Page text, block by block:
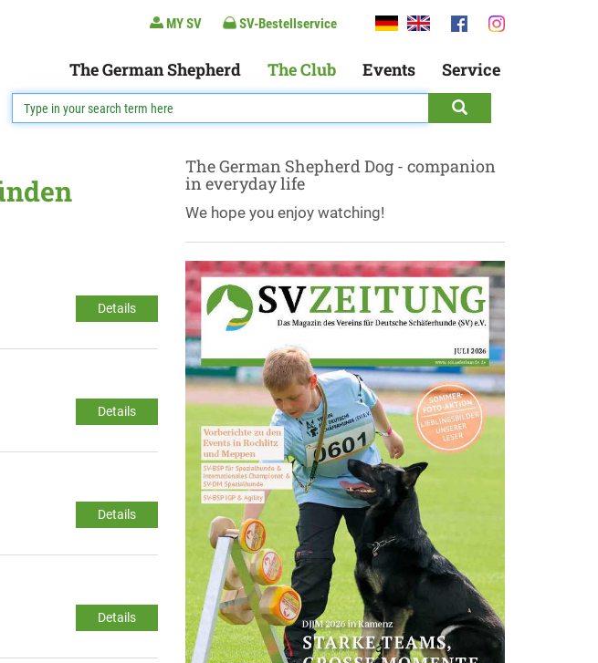
MY SV SV-Bestellservice
The German Shepherd The Club Events Service
Details
Details
Details
Details
The German Shepherd Dog - companion
in everyday life
We hope you enjoy watching!